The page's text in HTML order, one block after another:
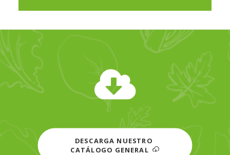
DESCARGA NUESTRO
CATÁLOGO GENERAL